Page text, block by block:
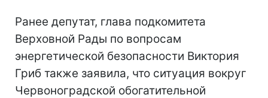
Ранее депутат, глава подкомитета
Верховной Рады по вопросам
энергетической безопасности Виктория
Гриб также заявила, что ситуация вокруг
Червоноградской обогатительной